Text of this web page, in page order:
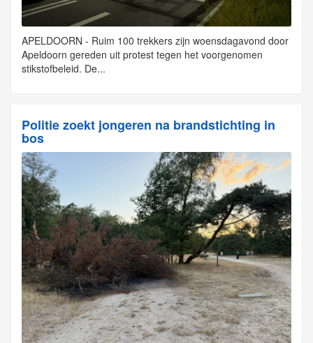
APELDOORN - Ruim 100 trekkers zijn woensdagavond door
Apeldoorn gereden uit protest tegen het voorgenomen
stikstofbeleid. De...
Politie zoekt jongeren na brandstichting in
bos